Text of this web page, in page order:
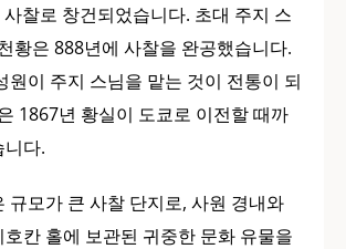
찰로 창건되었습니다. 초대 주지 스
황은 888년에 사찰을 완공했습니다.
원이 주지 스님을 맡는 것이 전통이 되
1867년 황실이 도쿄로 이전할 때까
니다.
규모가 큰 사찰 단지로, 사원 경내와
칸 홀에 보관된 귀중한 문화 유물을